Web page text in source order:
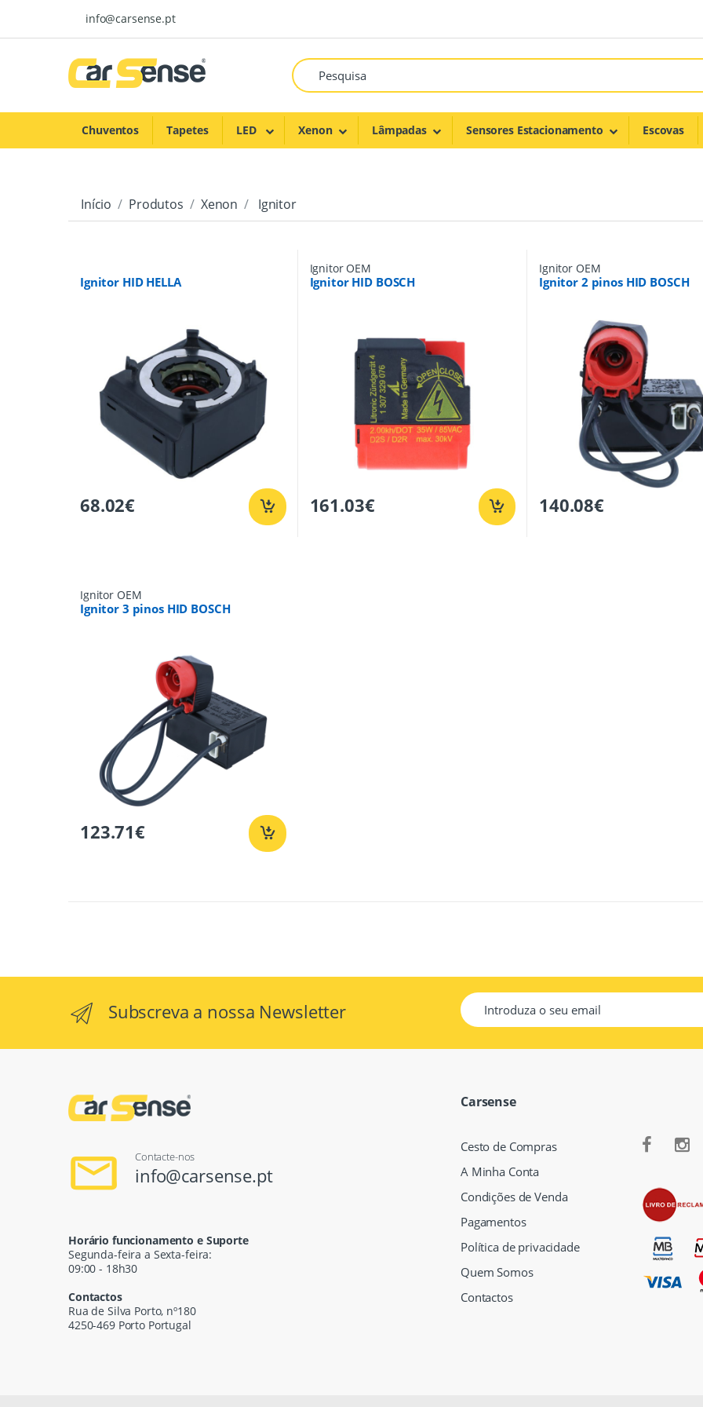
info@carsense.pt
Chuventos Tapetes LED Xenon Lâmpadas Sensores Estacionamento Escovas
Início Produtos Xenon Ignitor
Ignitor HID HELLA
68.02€
Ignitor OEM
Ignitor HID BOSCH
161.03€
Ignitor OEM
Ignitor 2 pinos HID BOSCH
140.08€
Ignitor OEM
Ignitor 3 pinos HID BOSCH
123.71€
Subscreva a nossa Newsletter
Contacte-nos
info@carsense.pt
Horário funcionamento e Suporte
Segunda-feira a Sexta-feira:
09:00 - 18h30
Contactos
Rua de Silva Porto, nº180
4250-469 Porto Portugal
Carsense
Cesto de Compras
A Minha Conta
Condições de Venda
Pagamentos
Política de privacidade
Quem Somos
Contactos